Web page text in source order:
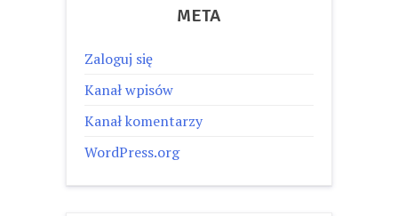
META
Zaloguj się
Kanał wpisów
Kanał komentarzy
WordPress.org